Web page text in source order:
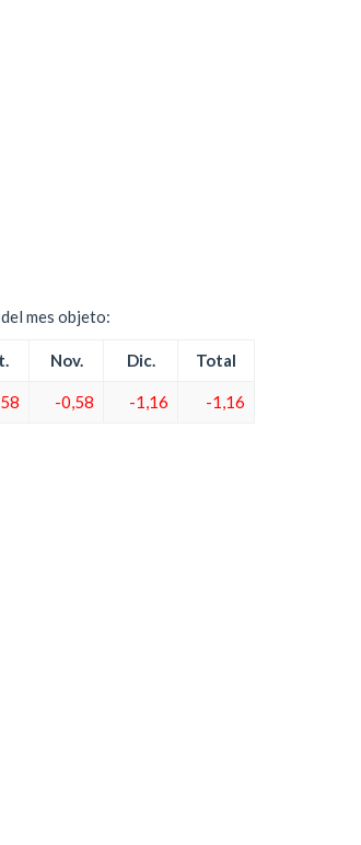
mes objeto:
Nov. Dic. Total
-0,58 -1,16 -1,16